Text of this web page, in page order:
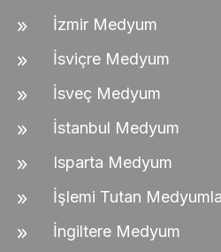
İzmir Medyum
İsviçre Medyum
İsveç Medyum
İstanbul Medyum
Isparta Medyum
İşlemi Tutan
İngiltere Medyum